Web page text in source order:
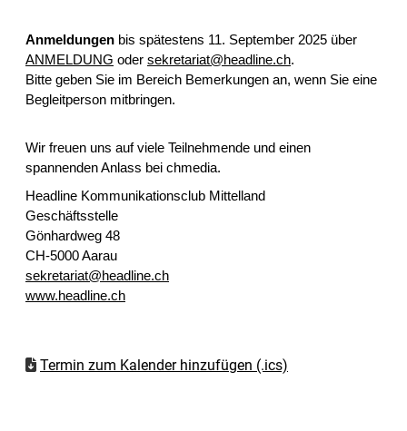
Anmeldungen bis spätestens 11. September 2025 über
ANMELDUNG oder sekretariat@headline.ch.
Bitte geben Sie im Bereich Bemerkungen an, wenn Sie eine
Begleitperson mitbringen.
Wir freuen uns auf viele Teilnehmende und einen
spannenden Anlass bei chmedia.
Headline Kommunikationsclub Mittelland
Geschäftsstelle
Gönhardweg 48
CH-5000 Aarau
sekretariat@headline.ch
www.headline.ch
Termin zum Kalender hinzufügen (.ics)